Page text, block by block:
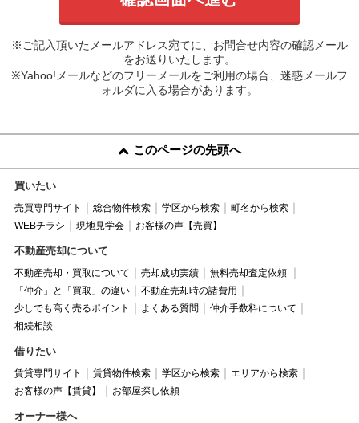
※ご記入頂いたメールアドレス宛てに、お問合せ内容の確認メール
をお送りいたします。
※Yahoo!メールなどのフリーメールをご利用の場合、迷惑メールフ
ォルダに入る場合があります。
このページの先頭へ
買いたい
売買専門サイト 総合物件検索 学区から検索
町名から検索
WEBチラシ
現地見学会 お客様の声【売買】
不動産売却について
不動産売却・買取について 売却成功実績
無料売却査定依頼
「仲介」と「買取」の違い
不動産売却時の諸費用
少しでも高く売るポイント
よくある質問
仲介手数料について
相続相談
借りたい
賃貸専門サイト 賃貸物件検索 学区から検索
エリアから検索
お客様の声【賃貸】
お部屋探し依頼
オーナー様へ